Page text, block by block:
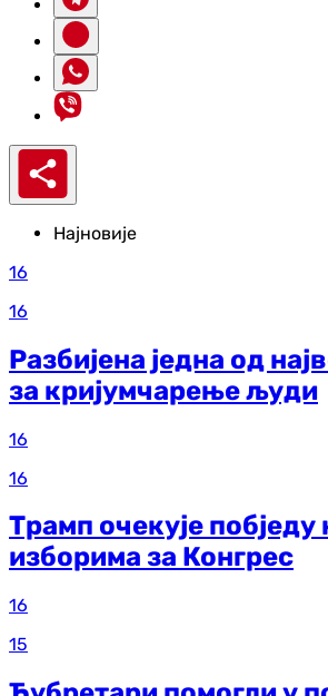
Најновије
16
16
Разбијена једна од
за кријумчарење људи
16
16
Трамп очекује побједу
изборима за Конгрес
16
15